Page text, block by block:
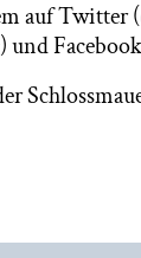
auf Twitter
und